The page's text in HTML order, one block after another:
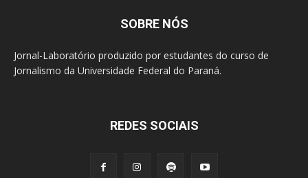
SOBRE NÓS
Jornal-Laboratório produzido por estudantes do curso de
Jornalismo da Universidade Federal do Paraná.
REDES SOCIAIS